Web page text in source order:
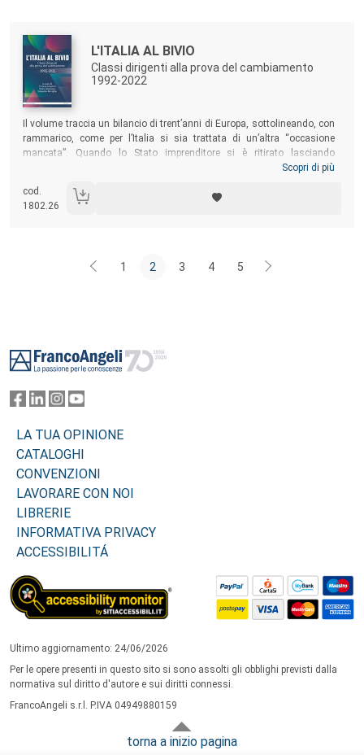
Autori:
Titolo:
L'ITALIA AL BIVIO
Classi dirigenti alla prova del cambiamento
1992-2022
Sommario:
Il volume traccia un bilancio di trent’anni di Europa, sottolineando, con
rammarico, come per l’Italia si sia trattata di un’altra “occasione
mancata”. Quando lo Stato imprenditore si è ritirato lasciando
un’importante eredità (le imprese pubbliche), “gli eredi” delle
compromessa la capacità di crescita del Paese, si sono aggravati gli
squilibri territoriali e sociali, è andato colpevolmente disperso un
Scopri di più
cod.
1802.26
1 2 3 4 5
LA TUA OPINIONE
CATALOGHI
CONVENZIONI
LAVORARE CON NOI
LIBRERIE
INFORMATIVA PRIVACY
ACCESSIBILITÁ
Ultimo aggiornamento: 24/06/2026
Per le opere presenti in questo sito si sono assolti gli obblighi previsti dalla
normativa sul diritto d'autore e sui diritti connessi.
FrancoAngeli s.r.l. P.IVA 04949880159
torna a inizio pagina